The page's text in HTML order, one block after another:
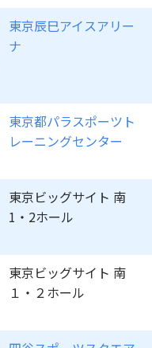
東京辰巳アイスアリー
ナ
東京都パラスポーツト
レーニングセンター
東京ビッグサイト 南
1・2ホール
東京ビッグサイト 南
１・２ホール